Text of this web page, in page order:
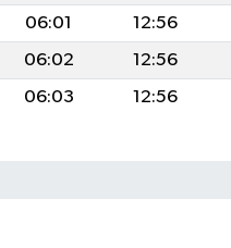
06:01 12:56
06:02 12:56
06:03 12:56